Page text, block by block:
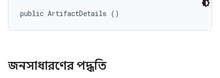
public ArtifactDetails ()
জনসাধারণের পদ্ধতি